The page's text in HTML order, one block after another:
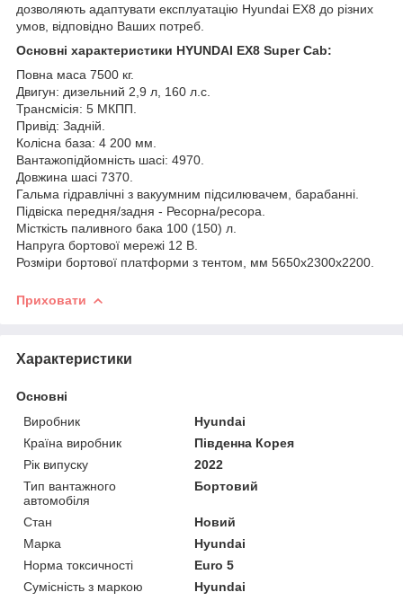
дозволяють адаптувати експлуатацію Hyundai EX8 до різних
умов, відповідно Ваших потреб.
Основні характеристики HYUNDAI EX8 Super Cab:
Повна маса 7500 кг.
Двигун: дизельний 2,9 л, 160 л.с.
Трансмісія: 5 МКПП.
Привід: Задній.
Колісна база: 4 200 мм.
Вантажопідйомність шасі: 4970.
Довжина шасі 7370.
Гальма гідравлічні з вакуумним підсилювачем, барабанні.
Підвіска передня/задня - Ресорна/ресора.
Місткість паливного бака 100 (150) л.
Напруга бортової мережі 12 В.
Розміри бортової платформи з тентом, мм 5650х2300х2200.
Приховати
Характеристики
Основні
Виробник
Hyundai
Країна виробник
Південна Корея
Рік випуску
2022
Тип вантажного
автомобіля
Бортовий
Стан
Новий
Марка
Hyundai
Норма токсичності
Euro 5
Сумісність з маркою
Hyundai